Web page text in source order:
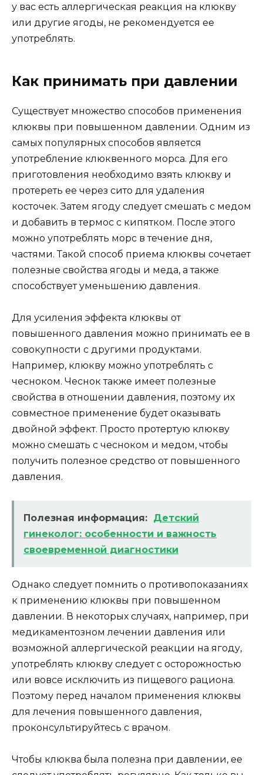
у вас есть аллергическая реакция на клюкву
или другие ягоды, не рекомендуется ее
употреблять.
Как принимать при давлении
Существует множество способов применения
клюквы при повышенном давлении. Одним из
самых популярных способов является
употребление клюквенного морса. Для его
приготовления необходимо взять клюкву и
протереть ее через сито для удаления
косточек. Затем ягоду следует смешать с медом
и добавить в термос с кипятком. После этого
можно употреблять морс в течение дня,
частями. Такой способ приема клюквы сочетает
полезные свойства ягоды и меда, а также
способствует уменьшению давления.
Для усиления эффекта клюквы от
повышенного давления можно принимать ее в
совокупности с другими продуктами.
Например, клюкву можно употреблять с
чесноком. Чеснок также имеет полезные
свойства в отношении давления, поэтому их
совместное применение будет оказывать
двойной эффект. Просто протертую клюкву
можно смешать с чесноком и медом, чтобы
получить полезное средство от повышенного
давления.
Полезная информация: Детский
гинеколог: особенности и важность
своевременной диагностики
Однако следует помнить о противопоказаниях
к применению клюквы при повышенном
давлении. В некоторых случаях, например, при
медикаментозном лечении давления или
возможной аллергической реакции на ягоду,
употреблять клюкву следует с осторожностью
или вовсе исключить из пищевого рациона.
Поэтому перед началом применения клюквы
для лечения повышенного давления,
проконсультируйтесь с врачом.
Чтобы клюква была полезна при давлении, ее